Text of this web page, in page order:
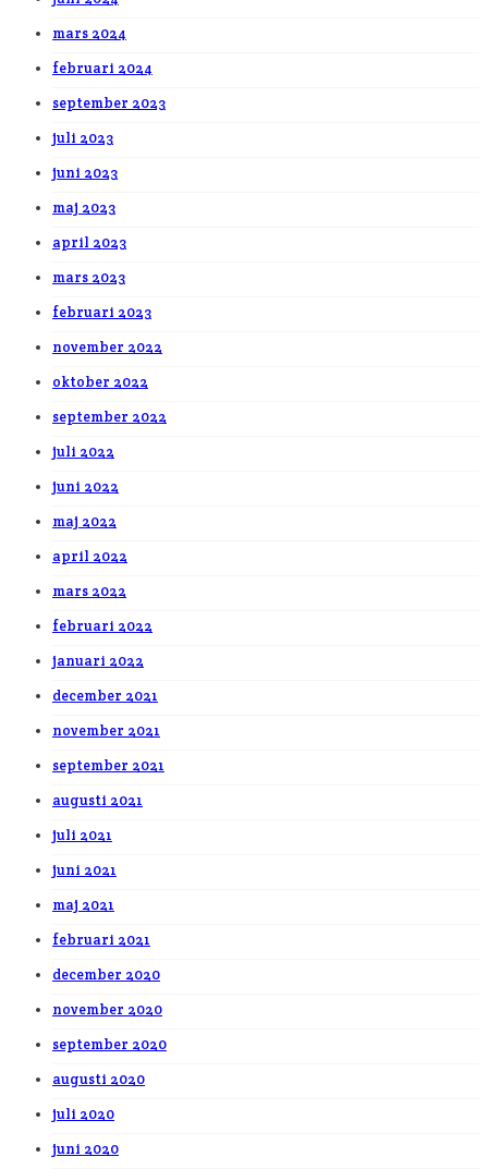
mars 2024
februari 2024
september 2023
juli 2023
juni 2023
maj 2023
april 2023
mars 2023
februari 2023
november 2022
oktober 2022
september 2022
juli 2022
juni 2022
maj 2022
april 2022
mars 2022
februari 2022
januari 2022
december 2021
november 2021
september 2021
augusti 2021
juli 2021
juni 2021
maj 2021
februari 2021
december 2020
november 2020
september 2020
augusti 2020
juli 2020
juni 2020